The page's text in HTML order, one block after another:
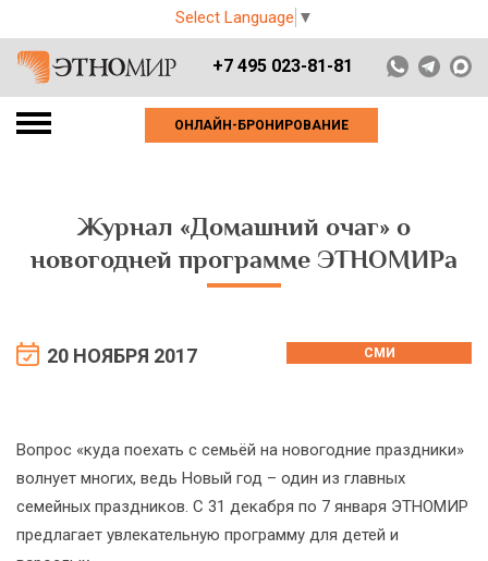
Select Language ▼
+7 495 023-81-81
ОНЛАЙН-БРОНИРОВАНИЕ
Журнал «Домашний очаг» о
новогодней программе ЭТНОМИРа
20 НОЯБРЯ 2017 СМИ
Вопрос «куда поехать с семьёй на новогодние праздники»
волнует многих, ведь Новый год – один из главных
семейных праздников. С 31 декабря по 7 января ЭТНОМИР
предлагает увлекательную программу для детей и